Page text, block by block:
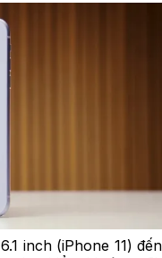
inch (iPhone 11) đến